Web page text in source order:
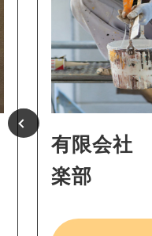
有限会社
楽部